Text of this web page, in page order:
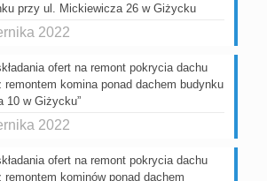
przy ul. Mickiewicza 26 w Giżycku
2022
ofert na remont pokrycia dachu
remontem komina ponad dachem budynku
10 w Giżycku”
2022
ofert na remont pokrycia dachu
remontem kominów ponad dachem